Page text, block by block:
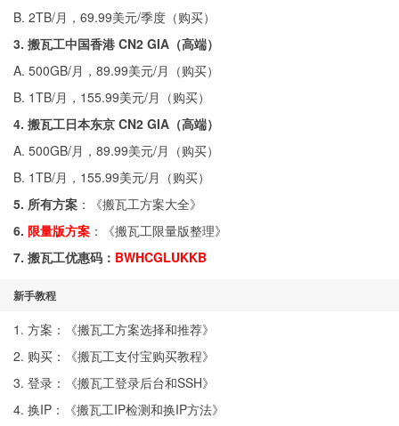
B. 2TB/月，69.99美元/季度（购买）
3. 搬瓦工中国香港 CN2 GIA（高端）
A. 500GB/月，89.99美元/月（购买）
B. 1TB/月，155.99美元/月（购买）
4. 搬瓦工日本东京 CN2 GIA（高端）
A. 500GB/月，89.99美元/月（购买）
B. 1TB/月，155.99美元/月（购买）
5. 所有方案 ：《搬瓦工方案大全》
6. 限量版方案 ：《搬瓦工限量版整理》
7. 搬瓦工优惠码： BWHCGLUKKB
新手教程
1. 方案：《搬瓦工方案选择和推荐》
2. 购买：《搬瓦工支付宝购买教程》
3. 登录：《搬瓦工登录后台和SSH》
4. 换IP：《搬瓦工IP检测和换IP方法》